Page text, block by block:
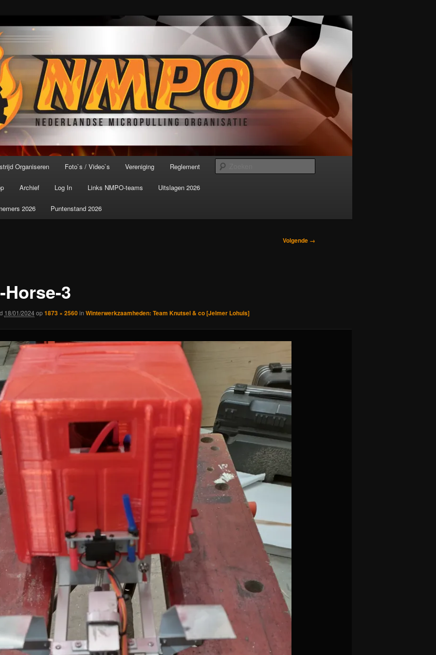
Organisatie
ter wereld!
Organiseren Foto`s / Video`s Vereniging Reglement
Archief Log In Links NMPO-teams Uitslagen 2026
2026 Puntenstand 2026
Volgende →
3
18/01/2024op1873 × 2560in Winterwerkzaamheden: Team Knutsel & co [Jelmer Lohuis]